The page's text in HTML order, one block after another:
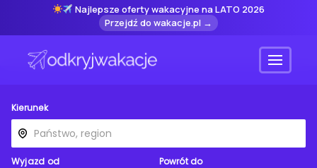
Najlepsze oferty wakacyjne na LATO 2026
Przejdź do wakacje.pl →
Menu
Kierunek
Wyjazd od Powrót do